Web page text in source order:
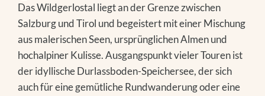
EVENTS IN DER REGION
Das Baumhaus
Das Wildgerlostal liegt an der Grenze zwischen
Salzburg und Tirol und begeistert mit einer Mischung
aus malerischen Seen, ursprünglichen Almen und
hochalpiner Kulisse. Ausgangspunkt vieler Touren ist
der idyllische Durlassboden-Speichersee, der sich
auch für eine gemütliche Rundwanderung oder eine